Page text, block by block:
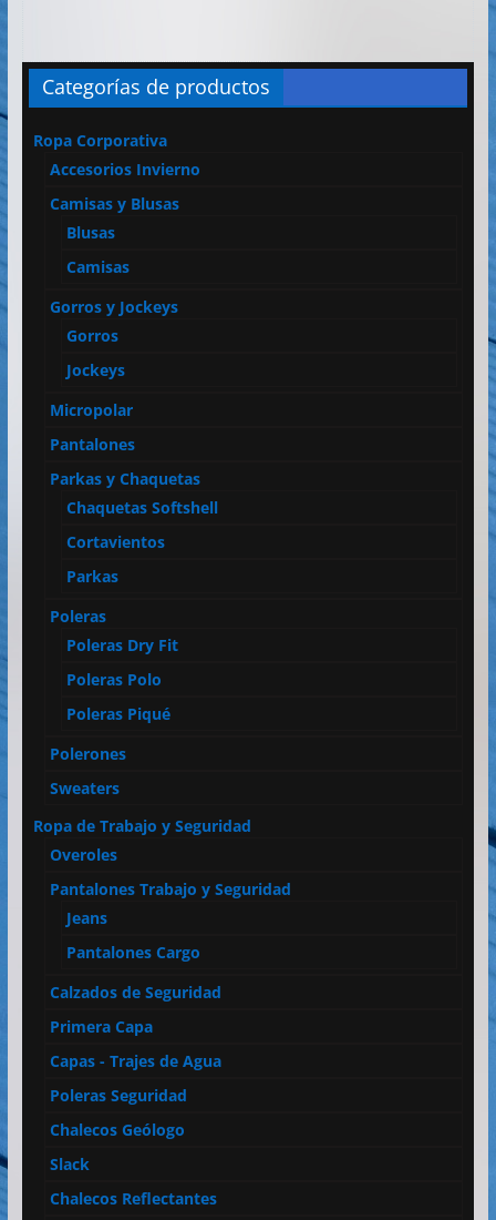
Categorías de productos
Ropa Corporativa
Accesorios Invierno
Camisas y Blusas
Blusas
Camisas
Gorros y Jockeys
Gorros
Jockeys
Micropolar
Pantalones
Parkas y Chaquetas
Chaquetas Softshell
Cortavientos
Parkas
Poleras
Poleras Dry Fit
Poleras Polo
Poleras Piqué
Polerones
Sweaters
Ropa de Trabajo y Seguridad
Overoles
Pantalones Trabajo y Seguridad
Jeans
Pantalones Cargo
Calzados de Seguridad
Primera Capa
Capas - Trajes de Agua
Poleras Seguridad
Chalecos Geólogo
Slack
Chalecos Reflectantes